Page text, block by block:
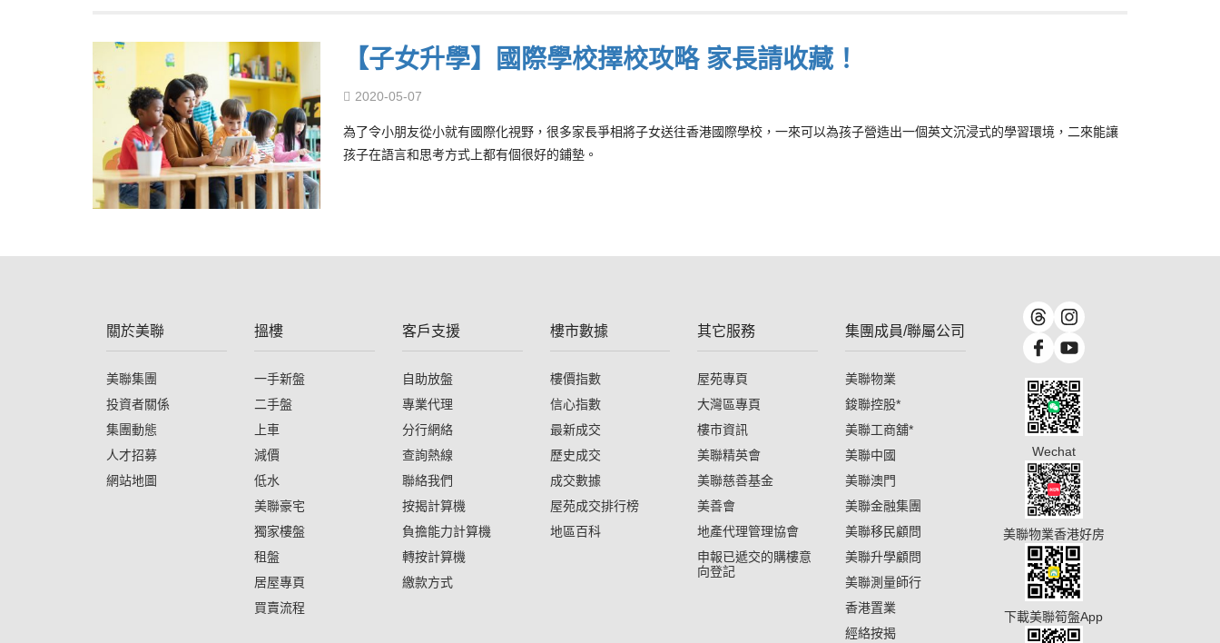
【子女升學】國際學校擇校攻略 家長請收藏！
2020-05-07
為了令小朋友從小就有國際化視野，很多家長爭相將子女送往香港國際學校，一來可以為孩子營造出一個英文沉浸式的學習環境，二來能讓
孩子在語言和思考方式上都有個很好的鋪墊。
關於美聯
美聯集團
投資者關係
集團動態
人才招募
網站地圖
搵樓
一手新盤
二手盤
上車
減價
低水
美聯豪宅
獨家樓盤
租盤
居屋專頁
買賣流程
客戶支援
自助放盤
專業代理
分行網絡
查詢熱線
聯絡我們
按揭計算機
負擔能力計算機
轉按計算機
繳款方式
樓市數據
樓價指數
信心指數
最新成交
歷史成交
成交數據
屋苑成交排行榜
地區百科
其它服務
屋苑專頁
大灣區專頁
樓市資訊
美聯精英會
美聯慈善基金
美善會
地產代理管理協會
申報已遞交的購樓意
向登記
集團成員/聯屬公司
美聯物業
鋑聯控股*
美聯工商舖*
美聯中國
美聯澳門
美聯金融集團
美聯移民顧問
美聯升學顧問
美聯測量師行
香港置業
經絡按揭
Wechat
美聯物業香港好房
下載美聯筍盤App